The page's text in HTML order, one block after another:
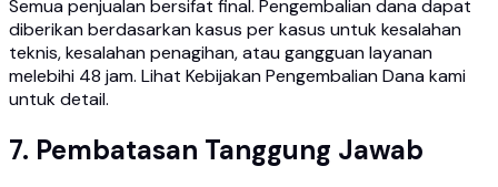
Semua penjualan bersifat final. Pengembalian dana dapat
diberikan berdasarkan kasus per kasus untuk kesalahan
teknis, kesalahan penagihan, atau gangguan layanan
melebihi 48 jam. Lihat Kebijakan Pengembalian Dana kami
untuk detail.
7. Pembatasan Tanggung Jawab